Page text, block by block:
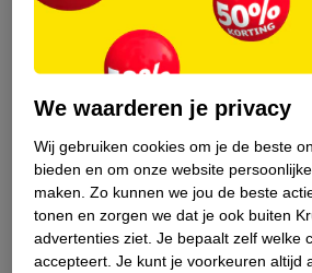
Allergie voor bepaalde planten
Sommige planten kunnen allergische
Contact met een plant waar je allergisch
voor vervelende huidirritatie.
We waarderen je privacy
Wij gebruiken cookies om je de beste
bieden en om onze website
maken. Zo kunnen we jou de beste
tonen en zorgen we dat je ook buiten
advertenties ziet. Je bepaalt zelf welke
accepteert. Je kunt je voorkeuren altijd